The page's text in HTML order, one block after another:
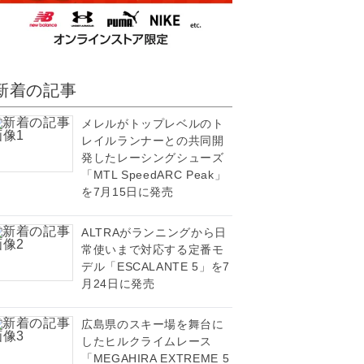
着の記事
メレルがトップレベルのト
レイルランナーとの共同開
発したレーシングシューズ
「MTL SpeedARC Peak」
を7月15日に発売
ALTRAがランニングから日
常使いまで対応する定番モ
デル「ESCALANTE 5」を7
月24日に発売
広島県のスキー場を舞台に
したヒルクライムレース
「MEGAHIRA EXTREME 5